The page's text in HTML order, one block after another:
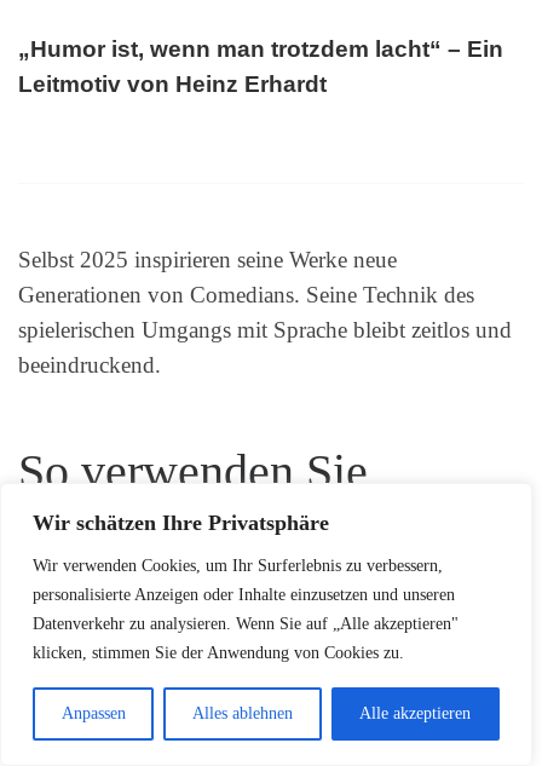
Wir schätzen Ihre Privatsphäre
Wir verwenden Cookies, um Ihr Surferlebnis zu verbessern,
personalisierte Anzeigen oder Inhalte einzusetzen und unseren
Datenverkehr zu analysieren. Wenn Sie auf „Alle akzeptieren"
klicken, stimmen Sie der Anwendung von Cookies zu.
Anpassen Alles ablehnen Alle akzeptieren
„Humor ist, wenn man trotzdem lacht“ – Ein
Leitmotiv von Heinz Erhardt
Selbst 2025 inspirieren seine Werke neue
Generationen von Comedians. Seine Technik des
spielerischen Umgangs mit Sprache bleibt zeitlos und
beeindruckend.
So verwenden Sie
Erhardts Gedichte kreativ
Heinz Erhardt Gedichte Geburtstag sind mehr als
nur Worte auf Papier – sie sind eine Kunstform des
Seine humorvollen Geburtstagsgedichte bieten
unzählige Möglichkeiten für kreative Anwendungen,